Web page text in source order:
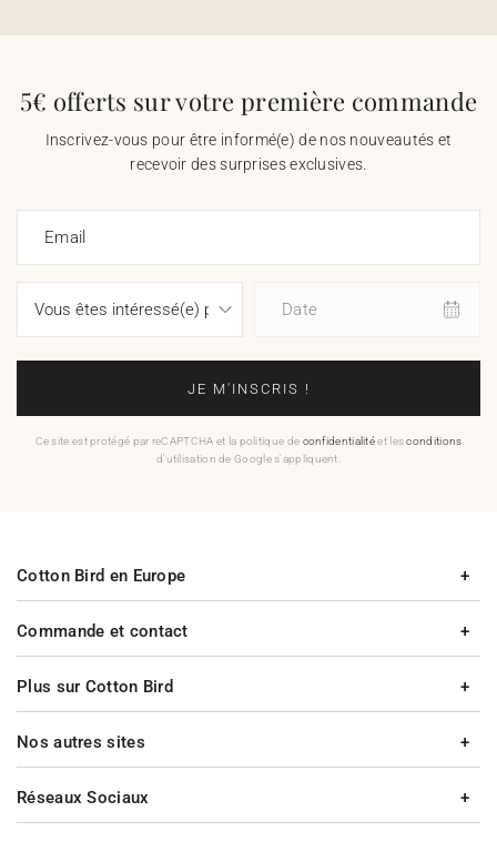
5€ offerts sur votre première commande
Inscrivez-vous pour être informé(e) de nos nouveautés et
recevoir des surprises exclusives.
Email
Date
JE M'INSCRIS !
Ce site est protégé par reCAPTCHA et la politique de confidentialitéet lesconditions
d'utilisation de Google s'appliquent.
Commande et contact
Plus sur Cotton Bird
Cotton Bird en Europe
Nos autres sites
Réseaux Sociaux